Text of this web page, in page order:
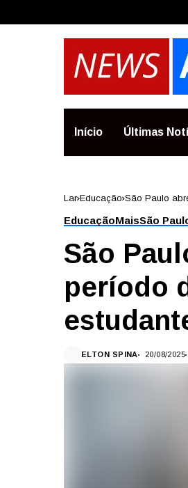
Início Últimas
Lar Educação São Paulo
EducaçãoMaisSão
São
período
ELTON SPINA 20/08/2025